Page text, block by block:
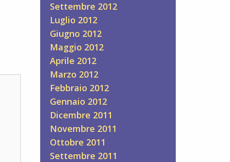
Settembre 2012
Luglio 2012
Giugno 2012
Maggio 2012
Aprile 2012
Marzo 2012
Febbraio 2012
Gennaio 2012
Dicembre 2011
Novembre 2011
Ottobre 2011
Settembre 2011